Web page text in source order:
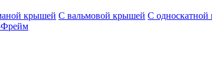
крышей С вальмовой крышей С